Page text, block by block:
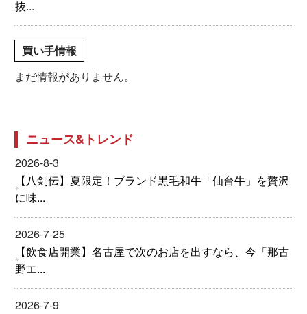
抜...
買い手情報
まだ情報がありません。
ニュース&トレンド
2026-8-3
【八剣伝】夏限定！ブランド黒毛和牛「仙台牛」を贅沢
に味...
2026-7-25
【飲食店開業】名古屋で次のお店を出すなら、今「那古
野エ...
2026-7-9